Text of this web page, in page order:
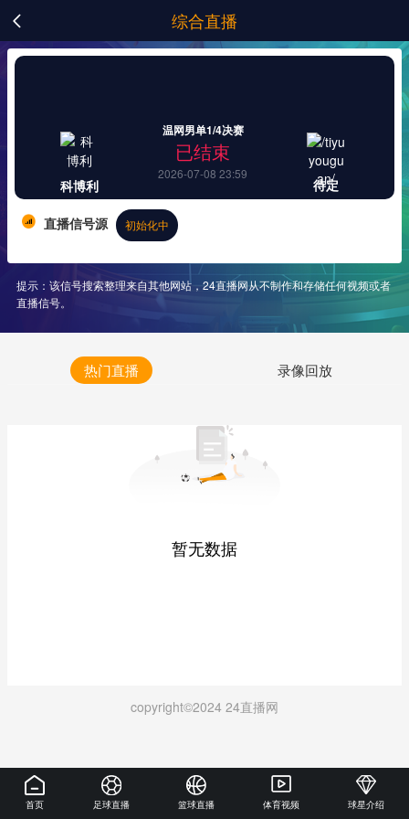
 综合直播
科博利
温网男单1/4决赛
已结束
2026-07-08 23:59
待定
直播信号源 初始化中
提示：该信号搜索整理来自其他网站，24直播网从不制作和存储任何视频或者
直播信号。
热门直播 录像回放
暂无数据
copyright©2024 24直播网
首页 足球直播 篮球直播 体育视频 球星介绍